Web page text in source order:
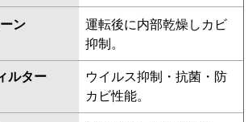
ン
運転後に内部乾燥しカビ
抑制。
ルター
ウイルス抑制・抗菌・防
カビ性能。